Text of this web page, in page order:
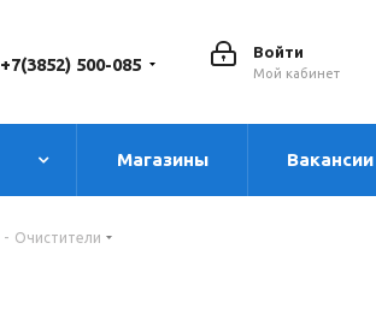
Войти
Мой кабинет
+7(3852) 500-085
Магазины Вакансии
- Очистители